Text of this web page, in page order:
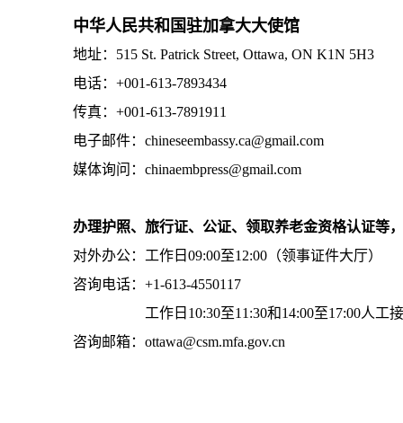
中华人民共和国驻加拿大大使馆
地址：515 St. Patrick Street, Ottawa, ON K1N 5H3
电话：+001-613-7893434
传真：+001-613-7891911
电子邮件：chineseembassy.ca@gmail.com
媒体询问：chinaembpress@gmail.com
办理护照、旅行证、公证、领取养老金资格认证等
对外办公：工作日09:00至12:00（领事证件大厅）
咨询电话：+1-613-4550117
工作日10:30至11:30和14:00至17:00人工
咨询邮箱：ottawa@csm.mfa.gov.cn